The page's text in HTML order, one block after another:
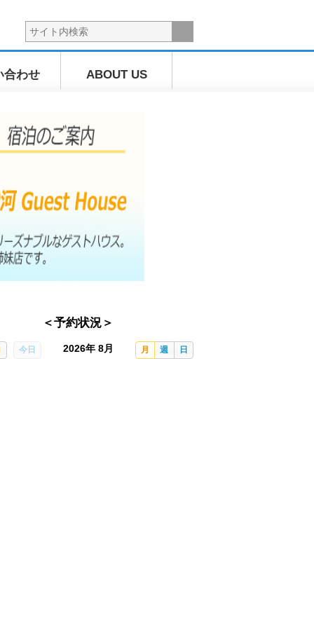
上散歩ツ
アー
合わせ ABOUT US
＜予約状況＞
今日 月 週 日
2026年 8月